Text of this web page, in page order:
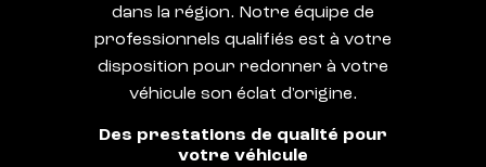
dans la région. Notre équipe de
professionnels qualifiés est à votre
disposition pour redonner à votre
véhicule son éclat d'origine.
Des prestations de qualité pour
votre véhicule